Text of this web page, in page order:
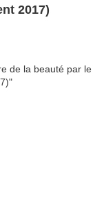
2017)